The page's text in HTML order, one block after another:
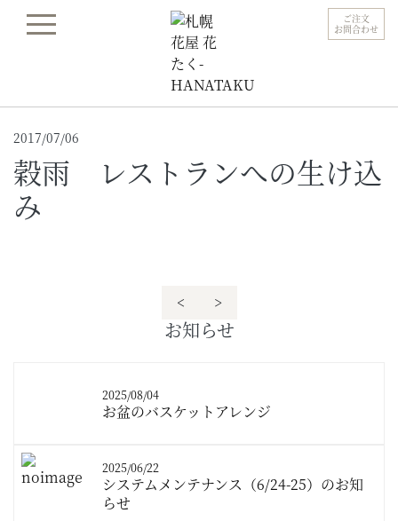
ご注文
お問合わせ
2017/07/06
穀雨 レストランへの生け込
み
< >
お知らせ
2025/08/04
お盆のバスケットアレンジ
2025/06/22
システムメンテナンス（6/24-25）のお知
らせ